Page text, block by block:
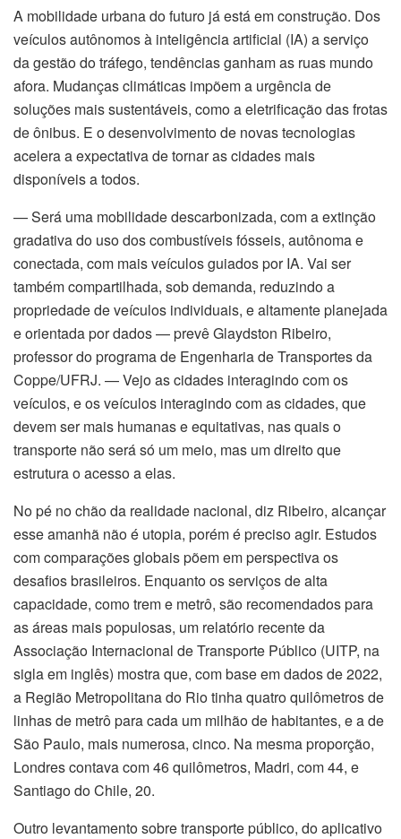
A mobilidade urbana do futuro já está em construção. Dos
veículos autônomos à inteligência artificial (IA) a serviço
da gestão do tráfego, tendências ganham as ruas mundo
afora. Mudanças climáticas impõem a urgência de
soluções mais sustentáveis, como a eletrificação das frotas
de ônibus. E o desenvolvimento de novas tecnologias
acelera a expectativa de tornar as cidades mais
disponíveis a todos.
— Será uma mobilidade descarbonizada, com a extinção
gradativa do uso dos combustíveis fósseis, autônoma e
conectada, com mais veículos guiados por IA. Vai ser
também compartilhada, sob demanda, reduzindo a
propriedade de veículos individuais, e altamente planejada
e orientada por dados — prevê Glaydston Ribeiro,
professor do programa de Engenharia de Transportes da
Coppe/UFRJ. — Vejo as cidades interagindo com os
veículos, e os veículos interagindo com as cidades, que
devem ser mais humanas e equitativas, nas quais o
transporte não será só um meio, mas um direito que
estrutura o acesso a elas.
No pé no chão da realidade nacional, diz Ribeiro, alcançar
esse amanhã não é utopia, porém é preciso agir. Estudos
com comparações globais põem em perspectiva os
desafios brasileiros. Enquanto os serviços de alta
capacidade, como trem e metrô, são recomendados para
as áreas mais populosas, um relatório recente da
Associação Internacional de Transporte Público (UITP, na
sigla em inglês) mostra que, com base em dados de 2022,
a Região Metropolitana do Rio tinha quatro quilômetros de
linhas de metrô para cada um milhão de habitantes, e a de
São Paulo, mais numerosa, cinco. Na mesma proporção,
Londres contava com 46 quilômetros, Madri, com 44, e
Santiago do Chile, 20.
Outro levantamento sobre transporte público, do aplicativo